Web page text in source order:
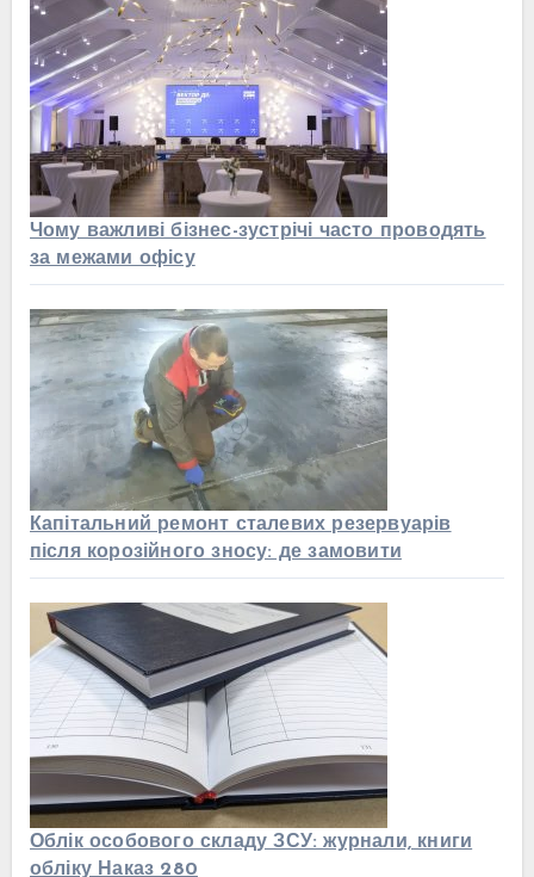
Чому важливі бізнес-зустрічі часто проводять
за межами офісу
Капітальний ремонт сталевих резервуарів
після корозійного зносу: де замовити
Облік особового складу ЗСУ: журнали, книги
обліку Наказ 280